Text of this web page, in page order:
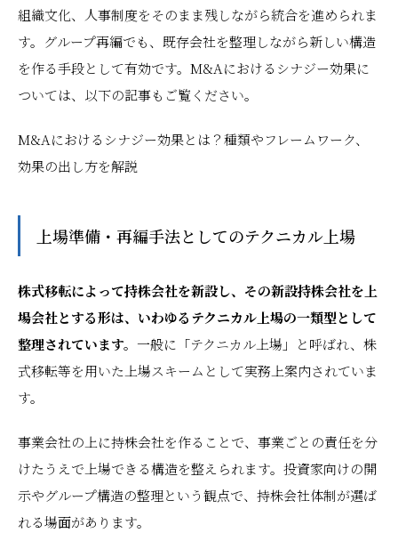
組織文化、人事制度をそのまま残しながら統合を進められま
す。グループ再編でも、既存会社を整理しながら新しい構造
を作る手段として有効です。M&Aにおけるシナジー効果に
ついては、以下の記事もご覧ください。
M&Aにおけるシナジー効果とは？種類やフレームワーク、
効果の出し方を解説
上場準備・再編手法としてのテクニカル上場
株式移転によって持株会社を新設し、その新設持株会社を上
場会社とする形は、いわゆるテクニカル上場の一類型として
整理されています。 一般に「テクニカル上場」と呼ばれ、株
式移転等を用いた上場スキームとして実務上案内されていま
す。
事業会社の上に持株会社を作ることで、事業ごとの責任を分
けたうえで上場できる構造を整えられます。投資家向けの開
示やグループ構造の整理という観点で、持株会社体制が選ば
れる場面があります。